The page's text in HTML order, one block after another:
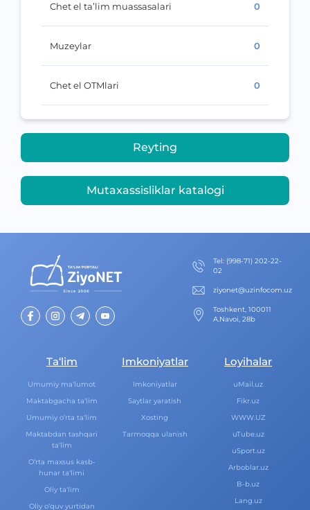
Chet el ta’lim muassasalari 0
Muzeylar 0
Chet el OTMlari 0
Reyting
Mutaxassisliklar katalogi
Теl: (998-71) 202-22-
02
ziyonet@uzinfocom.uz
Toshkent, 100011
A.Navoi, 28b
Ta‘lim
Umumiy ma‘lumot
Maktabgacha ta‘lim
Umumiy o‘rta ta‘lim
Maktabdan tashqari
ta‘lim
O‘rta maxsus kasb-
hunar ta‘limi
Oliy ta‘lim
Oliy o‘quv yurtidan
Imkoniyatlar
Imkoniyatlar
Saytlar yaratish
Xosting
Tarmoqqa ulanish
Loyihalar
uMail.uz
Fikr.uz
WWW.UZ
uTube.uz
uSport.uz
Arboblar.uz
B-b.uz
Lang.uz